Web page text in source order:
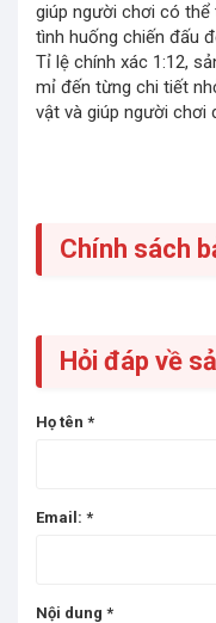
giúp người chơi có
tình huống chiến đấu
Tỉ lệ chính xác 1:12,
mỉ đến từng chi tiết
vật và giúp người chơi
Chính sách
Hỏi đáp về
Họ tên *
Email: *
Nội dung *